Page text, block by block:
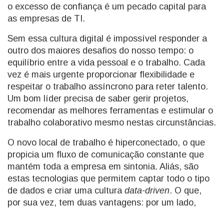
o excesso de confiança é um pecado capital para
as empresas de TI.
Sem essa cultura digital é impossível responder a
outro dos maiores desafios do nosso tempo: o
equilíbrio entre a vida pessoal e o trabalho. Cada
vez é mais urgente proporcionar flexibilidade e
respeitar o trabalho assíncrono para reter talento.
Um bom líder precisa de saber gerir projetos,
recomendar as melhores ferramentas e estimular o
trabalho colaborativo mesmo nestas circunstâncias.
O novo local de trabalho é hiperconectado, o que
propicia um fluxo de comunicação constante que
mantém toda a empresa em sintonia. Aliás, são
estas tecnologias que permitem captar todo o tipo
de dados e criar uma cultura data-driven. O que,
por sua vez, tem duas vantagens: por um lado,